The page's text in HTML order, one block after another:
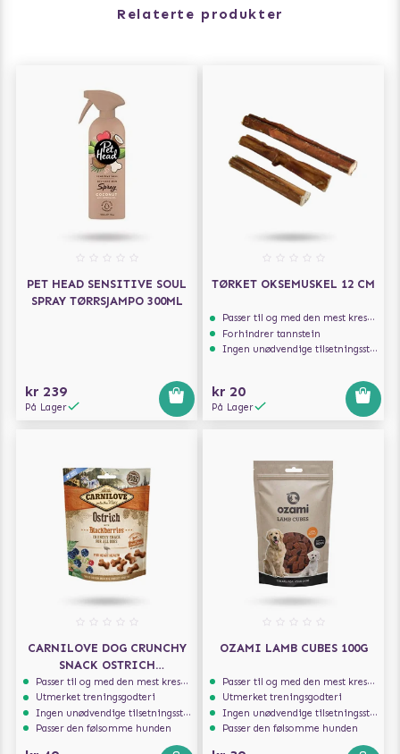
Relaterte produkter
PET HEAD SENSITIVE SOUL
SPRAY TØRRSJAMPO 300ML
kr 239
På Lager
TØRKET OKSEMUSKEL 12 CM
Passer til og med den mest kresne hunden
Forhindrer tannstein
Ingen unødvendige tilsetningsstoffer
kr 20
På Lager
CARNILOVE DOG CRUNCHY
SNACK OSTRICH
BLACKBERRIES 200G
Passer til og med den mest kresne hunden
Utmerket treningsgodteri
Ingen unødvendige tilsetningsstoffer
Passer den følsomme hunden
OZAMI LAMB CUBES 100G
Passer til og med den mest kresne hunden
Utmerket treningsgodteri
Ingen unødvendige tilsetningsstoffer
Passer den følsomme hunden